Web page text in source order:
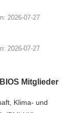
2026-07-27
2026-07-27
Mitglieder
Klima- und